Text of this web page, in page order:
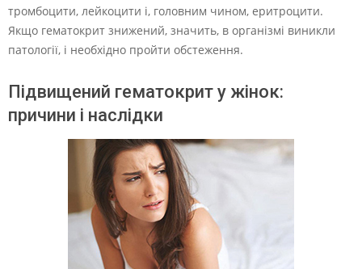
тромбоцити, лейкоцити і, головним чином, еритроцити.
Якщо гематокрит знижений, значить, в організмі виникли
патології, і необхідно пройти обстеження.
Підвищений гематокрит у жінок:
причини і наслідки